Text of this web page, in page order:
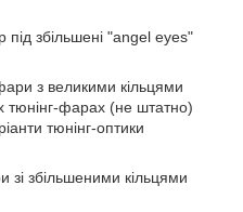
збільшені "angel eyes"
з великими кільцями
фарах (не штатно)
тюнінг-оптики
збільшеними кільцями